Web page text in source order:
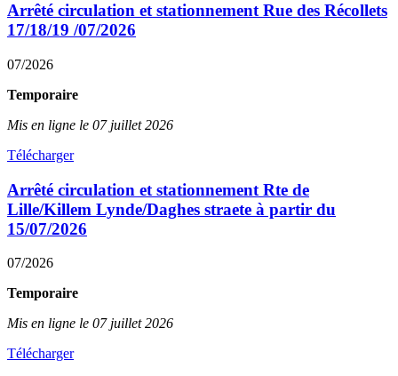
Arrêté circulation et stationnement Rue des Récollets
17/18/19 /07/2026
07/2026
Temporaire
Mis en ligne le 07 juillet 2026
Télécharger
Arrêté circulation et stationnement Rte de
Lille/Killem Lynde/Daghes straete à partir du
15/07/2026
07/2026
Temporaire
Mis en ligne le 07 juillet 2026
Télécharger